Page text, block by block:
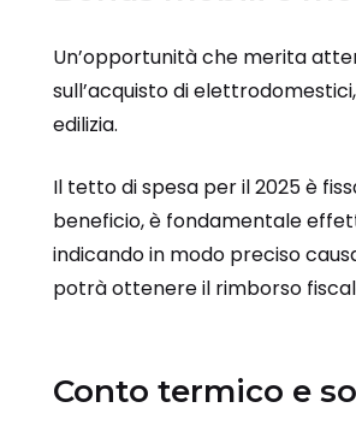
Un’opportunità che merita
sull’acquisto di
edilizia.
Il tetto di spesa per il 2025 è
beneficio, è fondamentale
indicando in modo preciso
potrà ottenere il rimborso
Conto termico e